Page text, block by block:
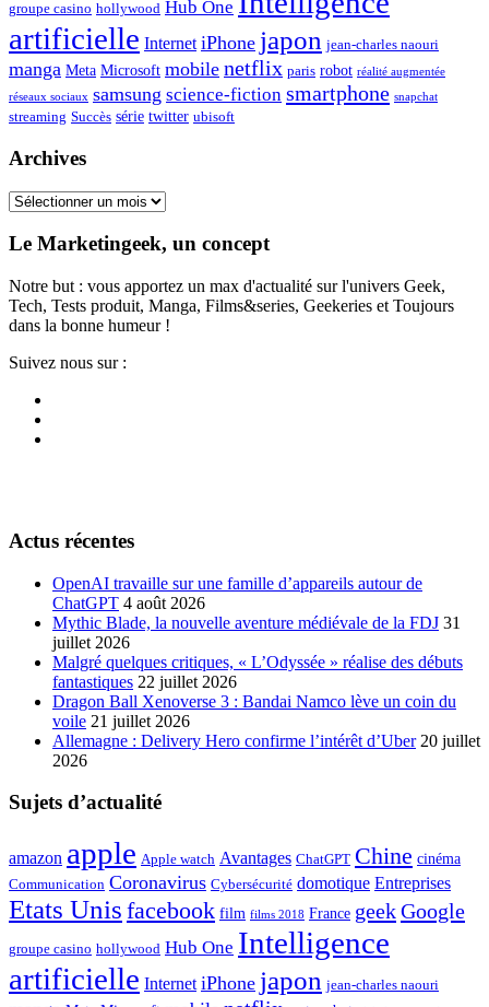
groupe casino hollywood Hub One
artificielle Internet iPhone japon jean-charles naouri
manga Meta Microsoft mobile netflix paris robot réalité augmentée
réseaux sociaux samsung science-fiction smartphone snapchat
streaming Succès série twitter ubisoft
Archives
Archives
Le Marketingeek, un concept
Notre but : vous apportez un max d'actualité sur l'univers Geek,
Tech, Tests produit, Manga, Films&series, Geekeries et Toujours
dans la bonne humeur !
Suivez nous sur :
Actus récentes
OpenAI travaille sur une famille d’appareils autour de
ChatGPT 4 août 2026
Mythic Blade, la nouvelle aventure médiévale de la FDJ 31
juillet 2026
Malgré quelques critiques, « L’Odyssée » réalise des débuts
fantastiques 22 juillet 2026
Dragon Ball Xenoverse 3 : Bandai Namco lève un coin du
voile 21 juillet 2026
Allemagne : Delivery Hero confirme l’intérêt d’Uber 20 juillet
2026
Sujets d’actualité
amazon apple Apple watch Avantages ChatGPT Chine cinéma
Communication Coronavirus Cybersécurité domotique Entreprises
Etats Unis facebook film films 2018 France geekGoogle
groupe casino hollywood Hub One Intelligence
artificielle Internet iPhone japon jean-charles naouri